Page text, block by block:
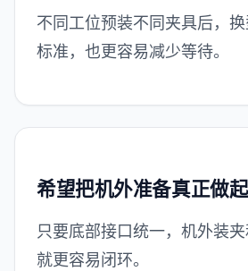
不同工位预装不同夹具后，
标准，也更容易减少等待。
希望把机外准备真正做
只要底部接口统一，机外装
就更容易闭环。